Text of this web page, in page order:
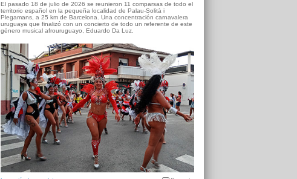
El pasado 18 de julio de 2026 se reunieron 11 comparsas de todo el
territorio español en la pequeña localidad de Palau-Solità i
Plegamans, a 25 km de Barcelona. Una concentración carnavalera
uruguaya que finalizó con un concierto de todo un referente de este
género musical afrouruguayo, Eduardo Da Luz.